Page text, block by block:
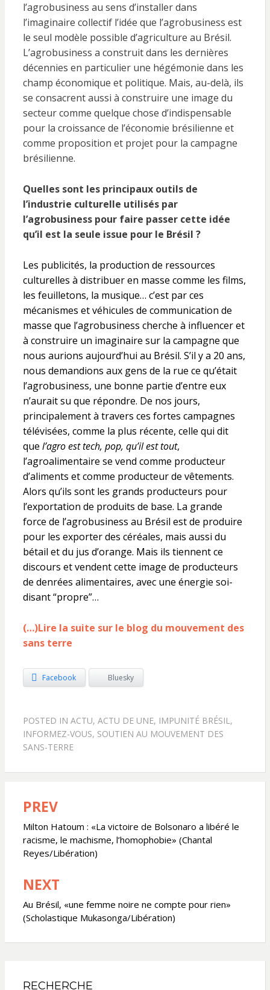
l’agrobusiness au sens d’installer dans
l’imaginaire collectif l’idée que l’agrobusiness est
le seul modèle possible d’agriculture au Brésil.
L’agrobusiness a construit dans les dernières
décennies en particulier une hégémonie dans les
champ économique et politique. Mais, au-delà, ils
se consacrent aussi à construire une image du
secteur comme quelque chose d’indispensable
pour la croissance de l’économie brésilienne et
comme proposition et projet pour la campagne
brésilienne.
Quelles sont les principaux outils de
l’industrie culturelle utilisés par
l’agrobusiness pour faire passer cette idée
qu’il est la seule issue pour le Brésil ?
Les publicités, la production de ressources
culturelles à distribuer en masse comme les films,
les feuilletons, la musique… c’est par ces
mécanismes et véhicules de communication de
masse que l’agrobusiness cherche à influencer et
à construire un imaginaire sur la campagne que
nous aurions aujourd’hui au Brésil. S’il y a 20 ans,
nous demandions aux gens de la rue ce qu’était
l’agrobusiness, une bonne partie d’entre eux
n’aurait su que répondre. De nos jours,
principalement à travers ces fortes campagnes
télévisées, comme la plus récente, celle qui dit
que l’agro est tech, pop, qu’il est tout,
l’agroalimentaire se vend comme producteur
d’aliments et comme producteur de vêtements.
Alors qu’ils sont les grands producteurs pour
l’exportation de produits de base. La grande
force de l’agrobusiness au Brésil est de produire
pour les exporter des céréales, mais aussi du
bétail et du jus d’orange. Mais ils tiennent ce
discours et vendent cette image de producteurs
de denrées alimentaires, avec une énergie soi-
disant “propre”…
(…)Lire la suite sur le blog du mouvement des
sans terre
Facebook Bluesky
POSTED IN ACTU, ACTU DE UNE, IMPUNITÉ BRÉSIL ,
INFORMEZ-VOUS, SOUTIEN AU MOUVEMENT DES
SANS-TERRE
Navigation
de
l’article
PREV
Milton Hatoum : «La victoire de Bolsonaro a libéré le
racisme, le machisme, l’homophobie» (Chantal
Reyes/Libération)
NEXT
Au Brésil, «une femme noire ne compte pour rien»
(Scholastique Mukasonga/Libération)
RECHERCHE